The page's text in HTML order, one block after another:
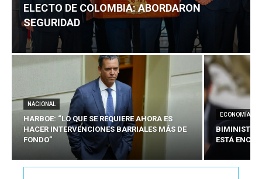
ELECTO DE COLOMBIA: ABORDARON
SEGURIDAD
NACIONAL
HARBOE: “LO QUE SE REQUIERE AHORA ES
HACER INTERVENCIONES BARRIALES MÁS DE
FONDO”
ECONOMÍA
BIMINISTRO
ESTÁ